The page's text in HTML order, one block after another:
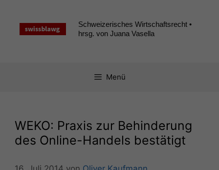
springen
Schweizerisches Wirtschaftsrecht •
hrsg. von Juana Vasella
Menü
WEKO: Praxis zur Behinderung
des Online-Handels bestätigt